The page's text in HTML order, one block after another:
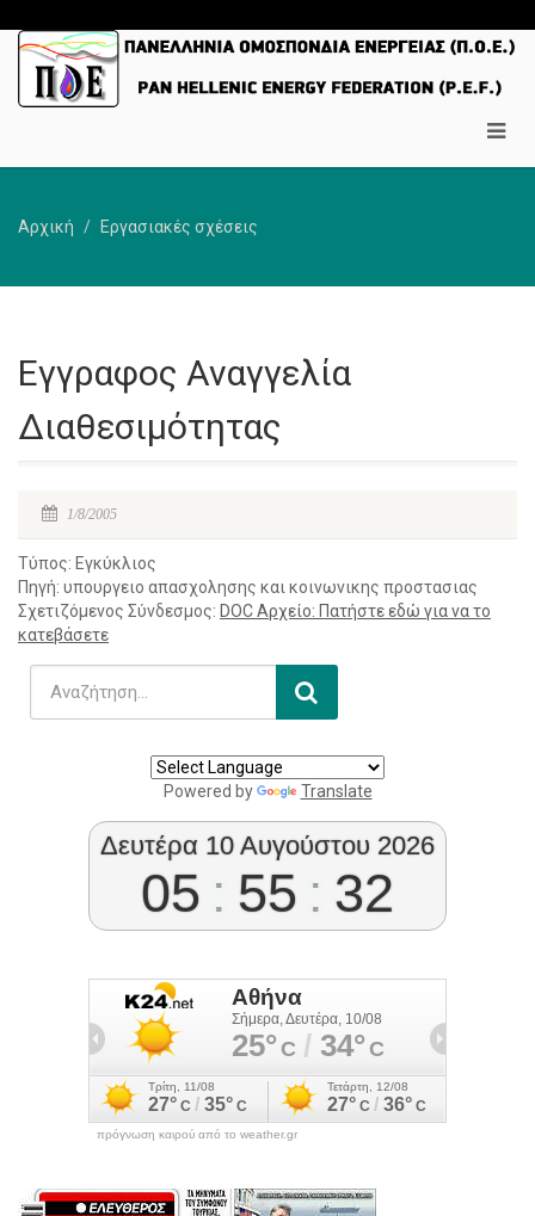
Αρχική Εργασιακές σχέσεις
Εγγραφος Αναγγελία
Διαθεσιμότητας
1/8/2005
Τύπος: Εγκύκλιος
Πηγή: υπουργειο απασχολησης και κοινωνικης προστασιας
Σχετιζόμενος Σύνδεσμος: DOC Αρχείο: Πατήστε εδώ για να το
κατεβάσετε
Powered by Translate
Δευτέρα 10 Αυγούστου 2026
05 : 55 : 32
πρόγνωση καιρού από το weather.gr